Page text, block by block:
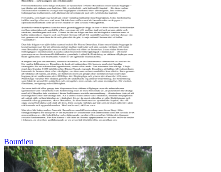
Bourdieu